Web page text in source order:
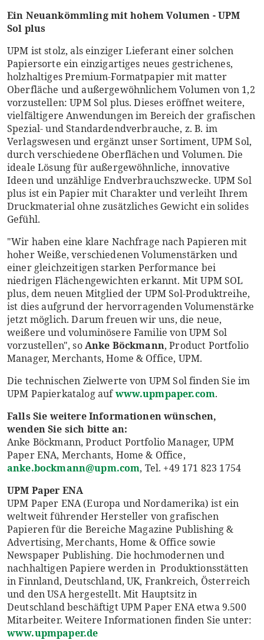
Ein Neuankömmling mit hohem Volumen - UPM
Sol plus
UPM ist stolz, als einziger Lieferant einer solchen
Papiersorte ein einzigartiges neues gestrichenes,
holzhaltiges Premium-Formatpapier mit matter
Oberfläche und außergewöhnlichem Volumen von 1,2
vorzustellen: UPM Sol plus. Dieses eröffnet weitere,
vielfältigere Anwendungen im Bereich der grafischen
Spezial- und Standardendverbrauche, z. B. im
Verlagswesen und ergänzt unser Sortiment, UPM Sol,
durch verschiedene Oberflächen und Volumen. Die
ideale Lösung für außergewöhnliche, innovative
Ideen und unzählige Endverbrauchszwecke. UPM Sol
plus ist ein Papier mit Charakter und verleiht Ihrem
Druckmaterial ohne zusätzliches Gewicht ein solides
Gefühl.
"Wir haben eine klare Nachfrage nach Papieren mit
hoher Weiße, verschiedenen Volumenstärken und
einer gleichzeitigen starken Performance bei
niedrigen Flächengewichten erkannt. Mit UPM SOL
plus, dem neuen Mitglied der UPM Sol-Produktreihe,
ist dies aufgrund der hervorragenden Volumenstärke
jetzt möglich. Darum freuen wir uns, die neue,
weißere und voluminösere Familie von UPM Sol
vorzustellen", soAnke Böckmann, Product Portfolio
Manager, Merchants, Home & Office, UPM.
Die technischen Zielwerte von UPM Sol finden Sie im
UPM Papierkatalog aufwww.upmpaper.com.
Falls Sie weitere Informationen wünschen,
wenden Sie sich bitte an:
Anke Böckmann, Product Portfolio Manager, UPM
Paper ENA, Merchants, Home & Office,
anke.bockmann@upm.com, Tel. +49 171 823 1754
UPM Paper ENA
UPM Paper ENA (Europa und Nordamerika) ist ein
weltweit führender Hersteller von grafischen
Papieren für die Bereiche Magazine Publishing &
Advertising, Merchants, Home & Office sowie
Newspaper Publishing. Die hochmodernen und
nachhaltigen Papiere werden in Produktionsstätten
in Finnland, Deutschland, UK, Frankreich, Österreich
und den USA hergestellt. Mit Hauptsitz in
Deutschland beschäftigt UPM Paper ENA etwa 9.500
Mitarbeiter. Weitere Informationen finden Sie unter:
www.upmpaper.de